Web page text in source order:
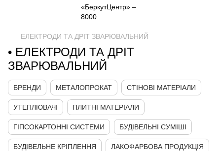
ЕЛЕКТРОДИ ТА ДРІТ ЗВАРЮВАЛЬНИЙ
• ЕЛЕКТРОДИ ТА ДРІТ
ЗВАРЮВАЛЬНИЙ
БРЕНДИ МЕТАЛОПРОКАТ СТІНОВІ МАТЕРІАЛИ
УТЕПЛЮВАЧІ ПЛИТНІ МАТЕРІАЛИ
ГІПСОКАРТОННІ СИСТЕМИ БУДІВЕЛЬНІ СУМІШІ
БУДІВЕЛЬНЕ КРІПЛЕННЯ ЛАКОФАРБОВА ПРОДУКЦІЯ